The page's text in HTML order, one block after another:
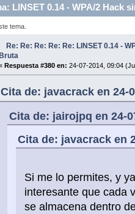
LINSET 0.14 - WPA/2 Hack
tema.
Re: Re: Re: Re: Re: LINSET 0.14 -
Respuesta #380 en: 24-07-2014, 09:04
Cita de: javacrack en 24-
Cita de: jairojpq en 24-
Cita de: javacrack en
Si me lo permites, y
interesante que cada
se almacena dentro